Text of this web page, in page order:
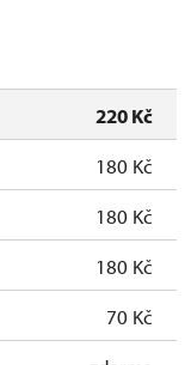
220 Kč
180 Kč
180 Kč
180 Kč
70 Kč